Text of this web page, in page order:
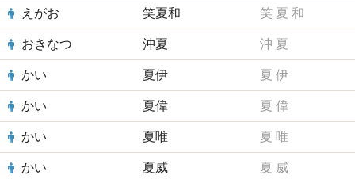
えがお 笑夏和 笑 夏 和
おきなつ 沖夏 沖 夏
かい 夏伊 夏 伊
かい 夏偉 夏 偉
かい 夏唯 夏 唯
かい 夏威 夏 威